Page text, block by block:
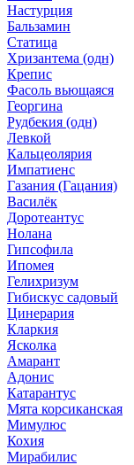
Настурция
Бальзамин
Статица
Хризантема (одн)
Крепис
Фасоль вьющаяся
Георгина
Рудбекия (одн)
Левкой
Кальцеолярия
Импатиенс
Газания (Гацания)
Василёк
Доротеантус
Нолана
Гипсофила
Ипомея
Гелихризум
Гибискус садовый
Цинерария
Кларкия
Ясколка
Амарант
Адонис
Катарантус
Мята корсиканская
Мимулюс
Кохия
Мирабилис